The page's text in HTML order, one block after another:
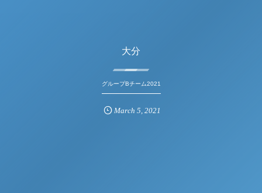
大分
グループBチーム2021
March 5, 2021